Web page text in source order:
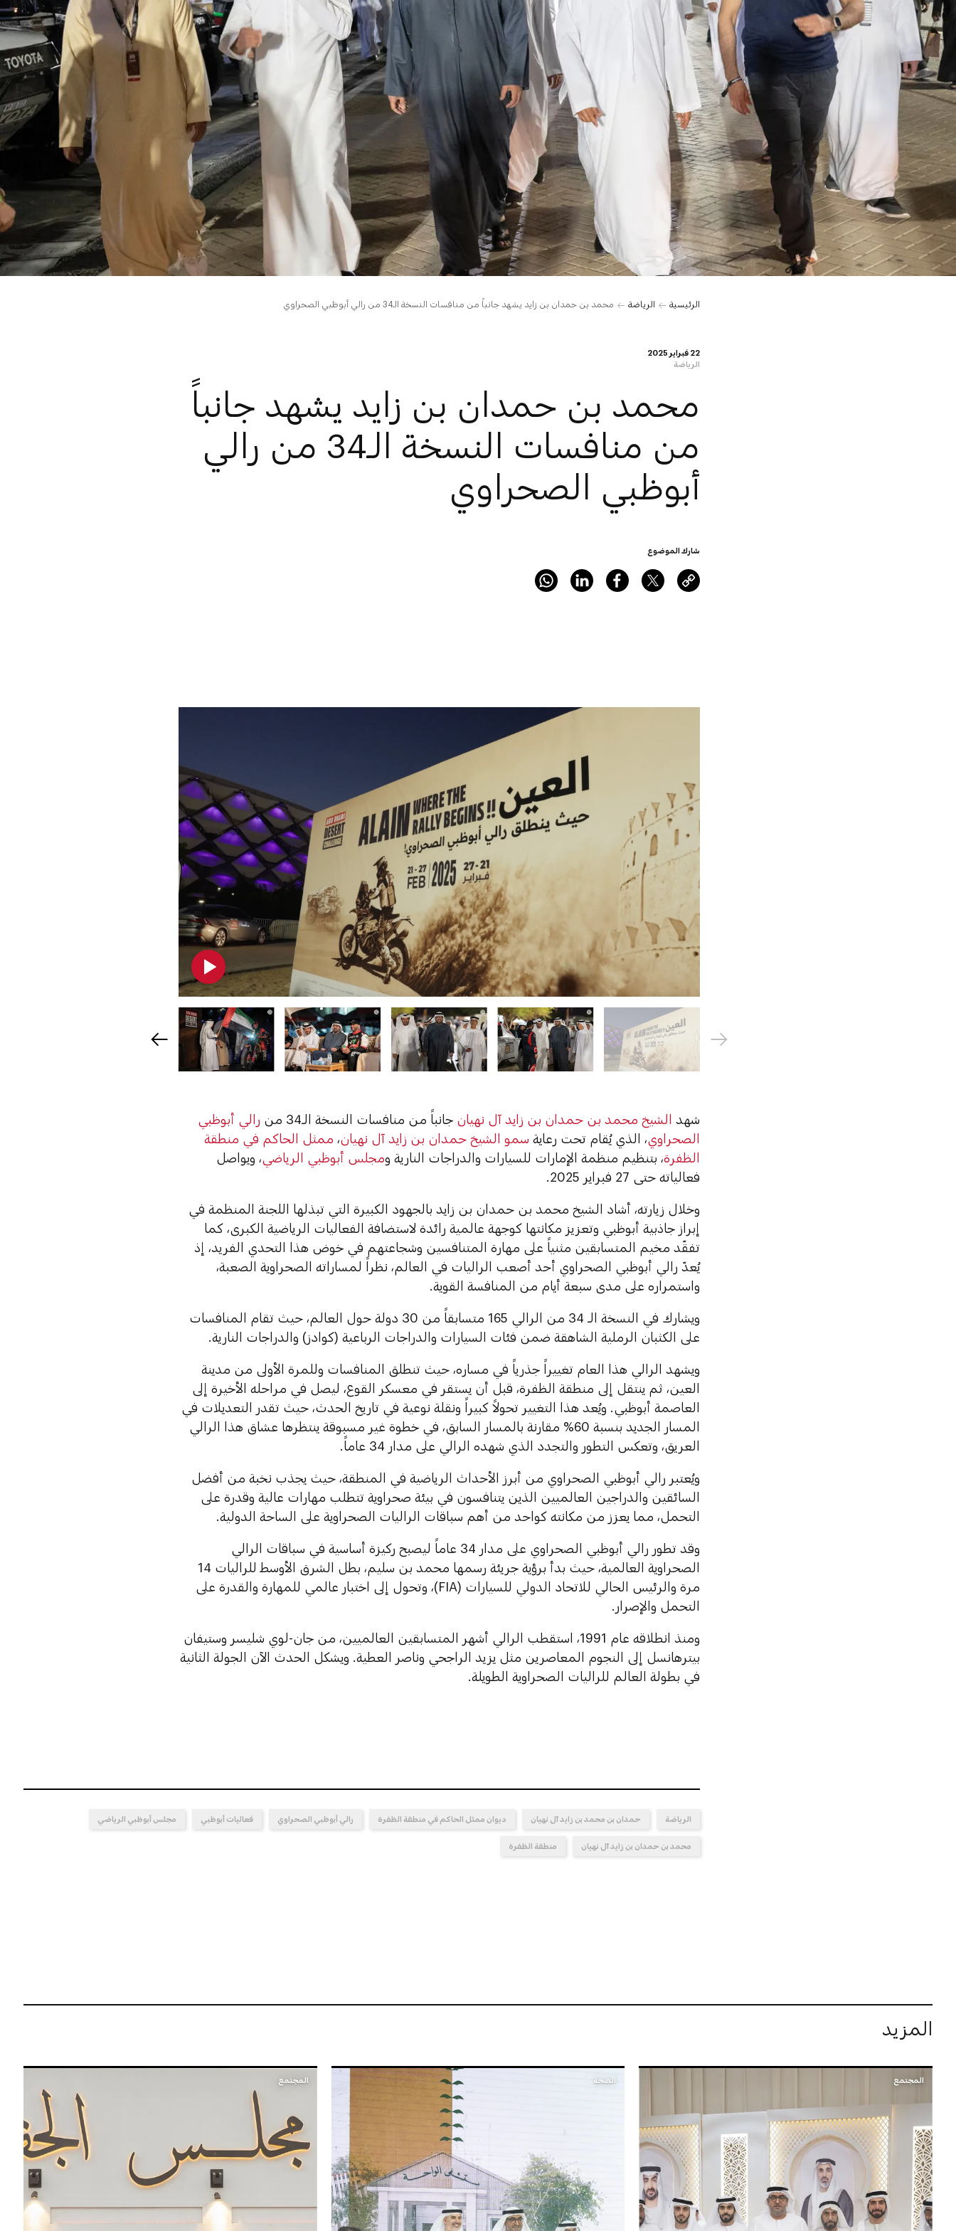
الرئيسية الرياضة محمد بن حمدان بن زايد يشهد جانباً من منافسات النسخة الـ34 من رالي أبوظبي الصحراوي
22 فبراير 2025
الرياضة
محمد بن حمدان بن زايد يشهد جانباً
من منافسات النسخة الـ34 من رالي
أبوظبي الصحراوي
شارك الموضوع
شهد الشيخ محمد بن حمدان بن زايد آل نهيان جانباً من منافسات النسخة الـ34 من
رالي أبوظبي
الصحراوي، الذي يُقام تحت رعاية سمو الشيخ حمدان بن زايد آل نهيان، ممثل الحاكم في منطقة
الظفرة، بتنظيم منظمة الإمارات للسيارات والدراجات النارية ومجلس أبوظبي الرياضي، ويواصل
فعالياته حتى 27 فبراير 2025.
وخلال زيارته، أشاد الشيخ محمد بن حمدان بن زايد بالجهود الكبيرة التي تبذلها اللجنة المنظمة في
إبراز جاذبية أبوظبي وتعزيز مكانتها كوجهة عالمية رائدة لاستضافة الفعاليات الرياضية الكبرى، كما
تفقّد مخيم المتسابقين مثنياً على مهارة المتنافسين وشجاعتهم في خوض هذا التحدي الفريد، إذ
يُعدّ رالي أبوظبي الصحراوي أحد أصعب الراليات في العالم، نظراً لمساراته الصحراوية الصعبة،
واستمراره على مدى سبعة أيام من المنافسة القوية.
ويشارك في النسخة الـ 34 من الرالي 165 متسابقاً من 30 دولة حول العالم، حيث تقام المنافسات
على الكثبان الرملية الشاهقة ضمن فئات السيارات والدراجات الرباعية (كوادز) والدراجات النارية.
ويشهد الرالي هذا العام تغييراً جذرياً في مساره، حيث تنطلق المنافسات وللمرة الأولى من مدينة
العين، ثم ينتقل إلى منطقة الظفرة، قبل أن يستقر في معسكر القوع، ليصل في مراحله الأخيرة إلى
العاصمة أبوظبي. ويُعد هذا التغيير تحولاً كبيراً ونقلة نوعية في تاريخ الحدث، حيث تقدر التعديلات في
المسار الجديد بنسبة 60% مقارنة بالمسار السابق، في خطوة غير مسبوقة ينتظرها عشاق هذا الرالي
العريق، وتعكس التطور والتجدد الذي شهده الرالي على مدار 34 عاماً.
ويُعتبر رالي أبوظبي الصحراوي من أبرز الأحداث الرياضية في المنطقة، حيث يجذب نخبة من أفضل
السائقين والدراجين العالميين الذين يتنافسون في بيئة صحراوية تتطلب مهارات عالية وقدرة على
التحمل، مما يعزز من مكانته كواحد من أهم سباقات الراليات الصحراوية على الساحة الدولية.
وقد تطور رالي أبوظبي الصحراوي على مدار 34 عاماً ليصبح ركيزة أساسية في سباقات الرالي
الصحراوية العالمية، حيث بدأ برؤية جريئة رسمها محمد بن سليم، بطل الشرق الأوسط للراليات 14
مرة والرئيس الحالي للاتحاد الدولي للسيارات (FIA)، وتحول إلى اختبار عالمي للمهارة والقدرة على
التحمل والإصرار.
ومنذ انطلاقه عام 1991، استقطب الرالي أشهر المتسابقين العالميين، من جان-لوي شليسر وستيفان
بيترهانسل إلى النجوم المعاصرين مثل يزيد الراجحي وناصر العطية. ويشكل الحدث الآن الجولة الثانية
في بطولة العالم للراليات الصحراوية الطويلة.
الرياضة حمدان بن محمد بن زايد آل نهيان ديوان ممثل الحاكم في منطقة الظفرة رالي أبوظبي الصحراوي فعاليات أبوظبي مجلس أبوظبي الرياضي
محمد بن حمدان بن زايد آل نهيان منطقة الظفرة
المزيد
المجتمع الصحة المجتمع